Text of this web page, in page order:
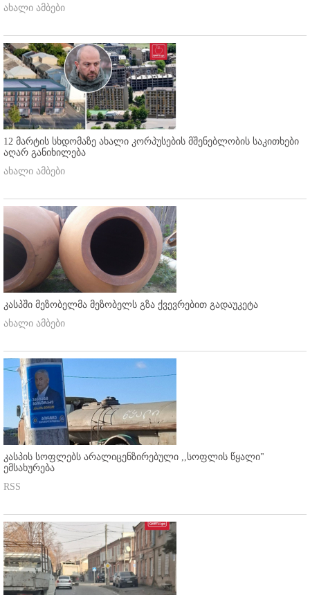
ახალი ამბები
12 მარტის სხდომაზე ახალი კორპუსების მშენებლობის საკითხები
აღარ განიხილება
ახალი ამბები
კასპში მეზობელმა მეზობელს გზა ქვევრებით გადაუკეტა
ახალი ამბები
კასპის სოფლებს არალიცენზირებული ,,სოფლის წყალი"
ემსახურება
RSS